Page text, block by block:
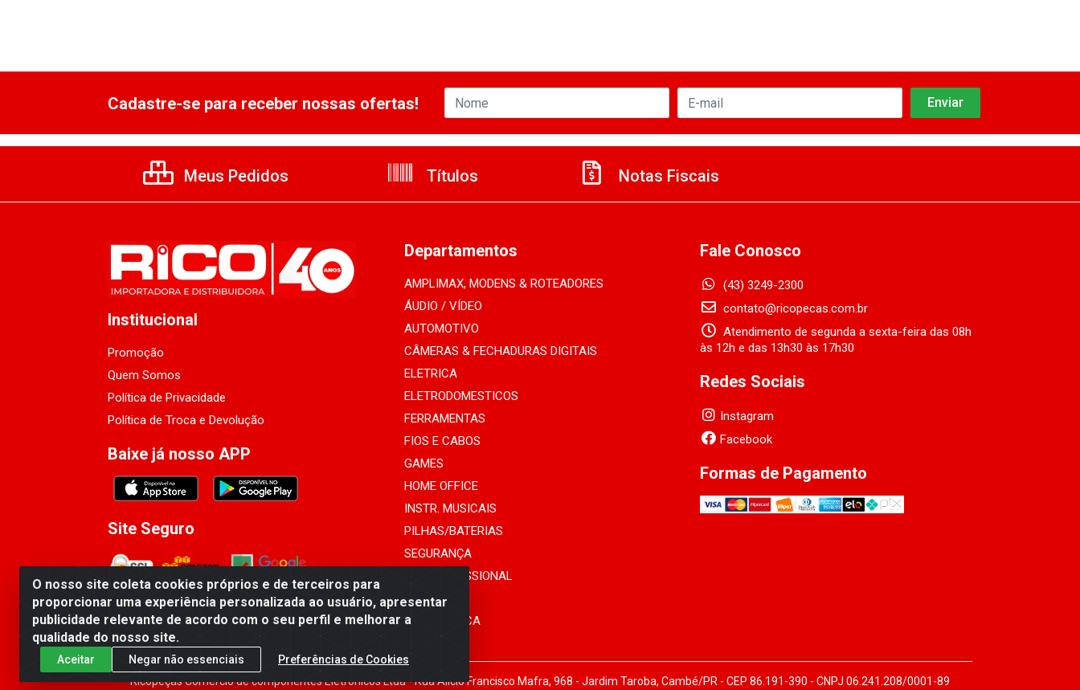
O nosso site coleta cookies próprios e de terceiros para
proporcionar uma experiência personalizada ao usuário, apresentar
publicidade relevante de acordo com o seu perfil e melhorar a
qualidade do nosso site.
Aceitar Negar não essenciais Preferências de Cookies
Cadastre-se para receber nossas ofertas!
Meus Pedidos Títulos Notas Fiscais
Institucional
Promoção
Quem Somos
Política de Privacidade
Política de Troca e Devolução
Baixe já nosso APP
Site Seguro
Departamentos
AMPLIMAX, MODENS & ROTEADORES
ÁUDIO / VÍDEO
AUTOMOTIVO
CÂMERAS & FECHADURAS DIGITAIS
ELETRICA
ELETRODOMESTICOS
FERRAMENTAS
FIOS E CABOS
GAMES
HOME OFFICE
INSTR. MUSICAIS
PILHAS/BATERIAS
SEGURANÇA
SOM PROFISSIONAL
TELEFONIA
INFORMÁTICA
Fale Conosco
(43) 3249-2300
contato@ricopecas.com.br
Atendimento de segunda a sexta-feira das 08h
às 12h e das 13h30 às 17h30
Redes Sociais
Instagram
Facebook
Formas de Pagamento
Ricopeças Comércio de componentes Eletrônicos Ltda - Rua Alicio Francisco Mafra, 968 - Jardim Taroba, Cambé/PR - CEP 86.191-390 - CNPJ 06.241.208/0001-89